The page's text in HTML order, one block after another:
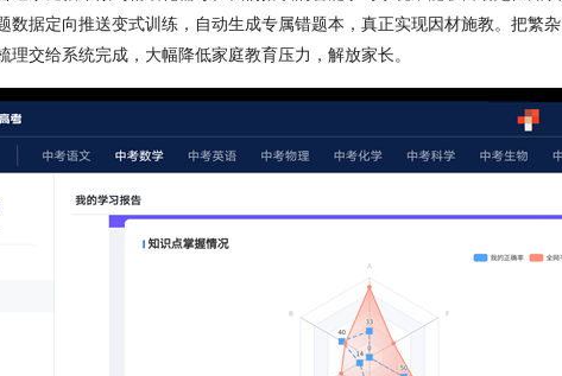
数据定向推送变式训练，自动生成专属错题本，真正实现因材施教。把繁杂
理交给系统完成，大幅降低家庭教育压力，解放家长。